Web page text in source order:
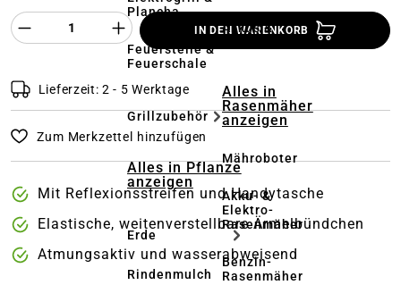
Plancha
Feuerstelle &
Feuerschale
Grillzubehör
Alles in Pflanze
anzeigen
Erde
Rindenmulch
Akkus &
Alles in
Rasenmäher
anzeigen
Mähroboter
Akku- &
Elektro-
Rasenmäher
Benzin-
Rasenmäher
Produkt Anzahl des Produktes
IN DEN WARENKORB
Lieferzeit: 2 - 5 Werktage
Zum Merkzettel hinzufügen
Mit Reflexionsstreifen und Handytasche
Elastische, weitenverstellbare Ärmelbündchen
Atmungsaktiv und wasserabweisend